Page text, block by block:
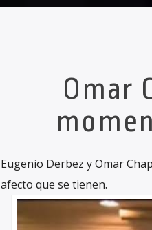
Omar
Eugenio Derbez y Omar
afecto que se tienen.